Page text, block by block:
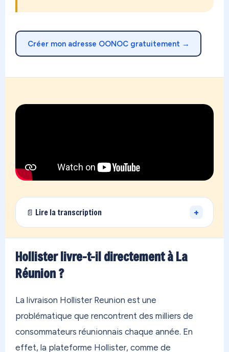
Créer mon adresse OONOC gratuitement →
📄 Lire la transcription +
ou des boutiques qui refusent de livrer à votre
adresse ? On a exactement ce qu'il vous faut.
OONOC, c'est votre adresse personnelle en
France métropolitaine. En 30 secondes, vous êtes
boutique au monde — Amazon, Zara, Temu, peu
Hollister livre-t-il directement à La
Réunion ?
La livraison Hollister Reunion est une
problématique que rencontrent des milliers de
consommateurs réunionnais chaque année. En
effet, la plateforme Hollister, comme de